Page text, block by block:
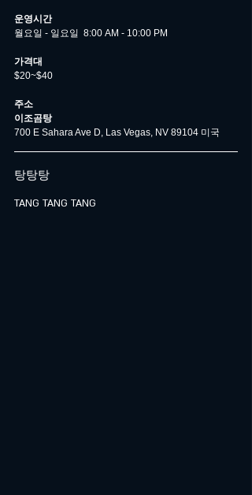
운영시간
월요일 - 일요일  8:00 AM - 10:00 PM
가격대
$20~$40
주소
이조곰탕
700 E Sahara Ave D, Las Vegas, NV 89104 미국
탕탕탕
TANG TANG TANG